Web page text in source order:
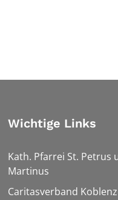
Wichtige Links
Kath. Pfarrei St. Petrus
Martinus
Caritasverband Koblenz